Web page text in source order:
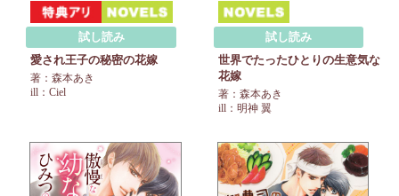
試し読み
愛され王子の秘密の花嫁
著：森本あき
ill：Ciel
試し読み
世界でたったひとりの生意気な
花嫁
著：森本あき
ill：明神 翼